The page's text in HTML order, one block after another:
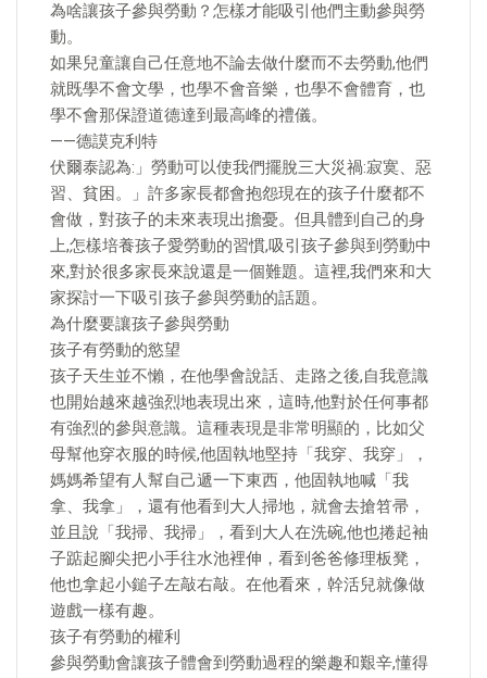
為啥讓孩子參與勞動？怎樣才能吸引他們主動參與勞
動。
如果兒童讓自己任意地不論去做什麼而不去勞動,他們
就既學不會文學，也學不會音樂，也學不會體育，也
學不會那保證道德達到最高峰的禮儀。
——德謨克利特
伏爾泰認為:」勞動可以使我們擺脫三大災禍:寂寞、惡
習、貧困。」許多家長都會抱怨現在的孩子什麼都不
會做，對孩子的未來表現出擔憂。但具體到自己的身
上,怎樣培養孩子愛勞動的習慣,吸引孩子參與到勞動中
來,對於很多家長來說還是一個難題。這裡,我們來和大
家探討一下吸引孩子參與勞動的話題。
為什麼要讓孩子參與勞動
孩子有勞動的慾望
孩子天生並不懶，在他學會說話、走路之後,自我意識
也開始越來越強烈地表現出來，這時,他對於任何事都
有強烈的參與意識。這種表現是非常明顯的，比如父
母幫他穿衣服的時候,他固執地堅持「我穿、我穿」，
媽媽希望有人幫自己遞一下東西，他固執地喊「我
拿、我拿」，還有他看到大人掃地，就會去搶笤帚，
並且說「我掃、我掃」，看到大人在洗碗,他也捲起袖
子踮起腳尖把小手往水池裡伸，看到爸爸修理板凳，
他也拿起小鎚子左敲右敲。在他看來，幹活兒就像做
遊戲一樣有趣。
孩子有勞動的權利
參與勞動會讓孩子體會到勞動過程的樂趣和艱辛,懂得